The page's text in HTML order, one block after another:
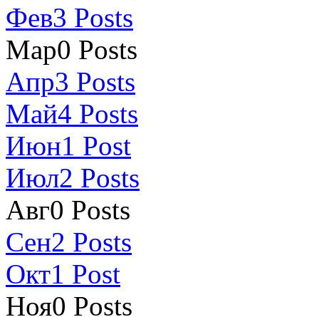
Фев3 Posts
Мар0 Posts
Апр3 Posts
Май4 Posts
Июн1 Post
Июл2 Posts
Авг0 Posts
Сен2 Posts
Окт1 Post
Ноя0 Posts